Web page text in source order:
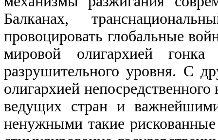
Балканах,
провоцировать глобальные
мировой олигархией гонка
разрушительного уровня. С
олигархией
ведущих стран и
ненужными такие